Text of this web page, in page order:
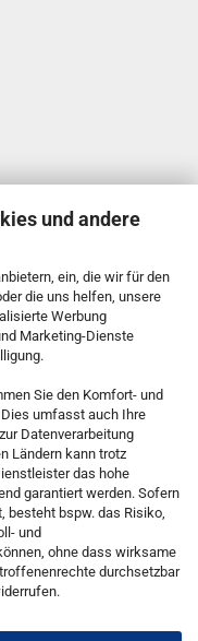
und andere
ein, die wir für den
die uns helfen, unsere
Werbung
Marketing-Dienste
Sie den Komfort- und
umfasst auch Ihre
Datenverarbeitung
Ländern kann trotz
das hohe
garantiert werden. Sofern
besteht bspw. das Risiko,
und
ohne dass wirksame
durchsetzbar